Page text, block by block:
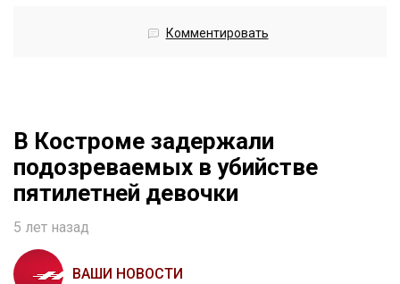
Комментировать
В Костроме задержали
подозреваемых в убийстве
пятилетней девочки
5 лет назад
ВАШИ НОВОСТИ